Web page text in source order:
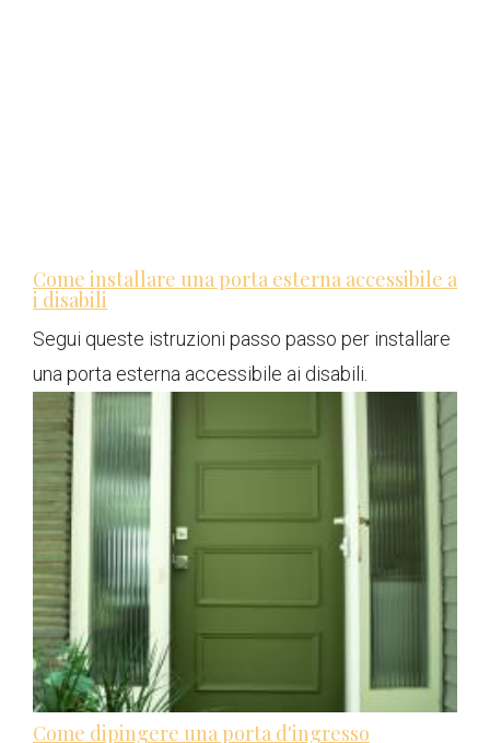
Come installare una porta esterna accessibile a
i disabili
Segui queste istruzioni passo passo per installare
una porta esterna accessibile ai disabili.
Come dipingere una porta d'ingresso